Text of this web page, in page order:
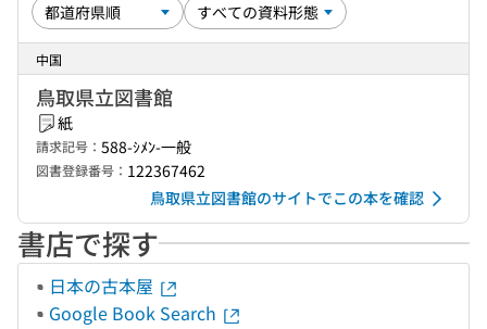
中国
鳥取県立図書館
紙
請求記号： 588-ｼﾒﾝ-一般
図書登録番号： 122367462
鳥取県立図書館のサイトでこの本を確認
書店で探す
日本の古本屋
Google Book Search